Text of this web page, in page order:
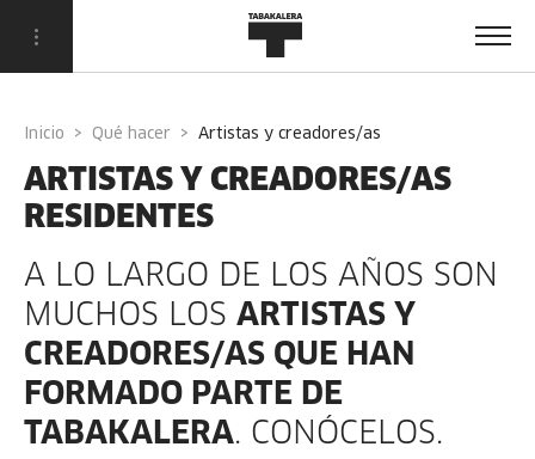
Inicio Qué hacer artistas y creadores/as
ARTISTAS Y CREADORES/AS
RESIDENTES
A LO LARGO DE LOS AÑOS SON
MUCHOS LOS ARTISTAS Y
CREADORES/AS QUE HAN
FORMADO PARTE DE
TABAKALERA. CONÓCELOS.